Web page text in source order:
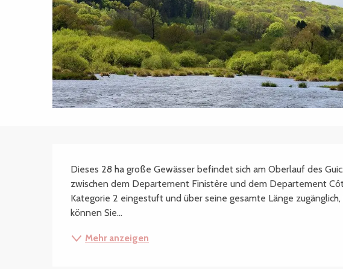
Beschreibung
Dieses 28 ha große Gewässer befindet sich am Oberlauf des
zwischen dem Departement Finistère und dem Departement
Kategorie 2 eingestuft und über seine gesamte Länge
können Sie...
Mehr anzeigen